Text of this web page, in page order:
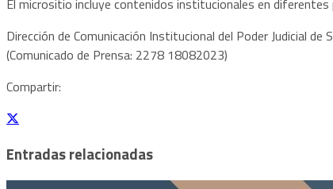
El micrositio incluye contenidos institucionales en
Dirección de Comunicación Institucional del Poder Judicial de
(Comunicado de Prensa: 2278 18082023)
Compartir:
Entradas relacionadas